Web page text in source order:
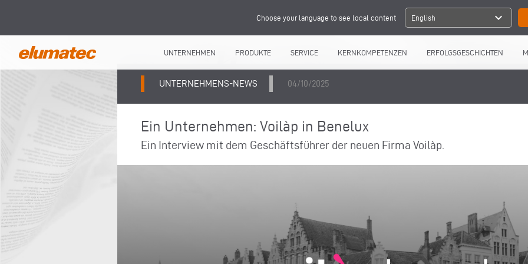
Choose your language to see local content English expand_more
UNTERNEHMEN PRODUKTE SERVICE KERNKOMPETENZEN ERFOLGSGESCHICHTEN
UNTERNEHMENS-NEWS 04/10/2025
Ein Unternehmen: Voilàp in Benelux
Ein Interview mit dem Geschäftsführer der neuen Firma Voilàp.